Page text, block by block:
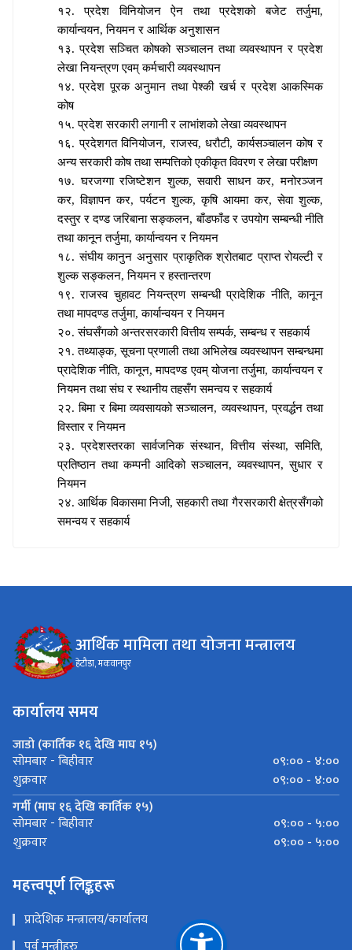
१२. प्रदेश विनियोजन ऐन तथा प्रदेशको बजेट तर्जुमा,
कार्यान्वयन, नियमन र आर्थिक अनुशासन
१३. प्रदेश सञ्चित कोषको सञ्चालन तथा व्यवस्थापन र प्रदेश
लेखा नियन्त्रण एवम् कर्मचारी व्यवस्थापन
१४. प्रदेश पूरक अनुमान तथा पेश्की खर्च र प्रदेश आकस्मिक
कोष
१५. प्रदेश सरकारी लगानी र लाभांशको लेखा व्यवस्थापन
१६. प्रदेशगत विनियोजन, राजस्व, धरौटी, कार्यसञ्चालन कोष र
अन्य सरकारी कोष तथा सम्पत्तिको एकीकृत विवरण र लेखा परीक्षण
१७. घरजग्गा रजिष्टेशन शुल्क, सवारी साधन कर, मनोरञ्जन
कर, विज्ञापन कर, पर्यटन शुल्क, कृषि आयमा कर, सेवा शुल्क,
दस्तुर र दण्ड जरिबाना सङ्कलन, बाँडफाँड र उपयोग सम्बन्धी नीति
तथा कानून तर्जुमा, कार्यान्वयन र नियमन
१८. संघीय कानुन अनुसार प्राकृतिक श्रोतबाट प्राप्त रोयल्टी र
शुल्क सङ्कलन, नियमन र हस्तान्तरण
१९. राजस्व चुहावट नियन्त्रण सम्बन्धी प्रादेशिक नीति, कानून
तथा मापदण्ड तर्जुमा, कार्यान्वयन र नियमन
२०. संघसँगको अन्तरसरकारी वित्तीय सम्पर्क, सम्बन्ध र सहकार्य
२१. तथ्याङ्क, सूचना प्रणाली तथा अभिलेख व्यवस्थापन सम्बन्धमा
प्रादेशिक नीति, कानून, मापदण्ड एवम् योजना तर्जुमा, कार्यान्वयन र
नियमन तथा संघ र स्थानीय तहसँग समन्वय र सहकार्य
२२. बिमा र बिमा व्यवसायको सञ्चालन, व्यवस्थापन, प्रवर्द्धन तथा
विस्तार र नियमन
२३. प्रदेशस्तरका सार्वजनिक संस्थान, वित्तीय संस्था, समिति,
प्रतिष्ठान तथा कम्पनी आदिको सञ्चालन, व्यवस्थापन, सुधार र
नियमन
२४. आर्थिक विकासमा निजी, सहकारी तथा गैरसरकारी क्षेत्रसँगको
समन्वय र सहकार्य
आर्थिक मामिला तथा योजना मन्त्रालय
हेटौडा, मकवानपुर
कार्यालय समय
जाडो (कार्तिक १६ देखि माघ १५)
सोमबार - बिहीवार
०९:०० - ४:००
शुक्रवार
०९:०० - ४:००
गर्मी (माघ १६ देखि कार्तिक १५)
सोमबार - बिहीवार
०९:०० - ५:००
शुक्रवार
०९:०० - ५:००
महत्त्वपूर्ण लिङ्कहरू
प्रादेशिक मन्त्रालय/कार्यालय